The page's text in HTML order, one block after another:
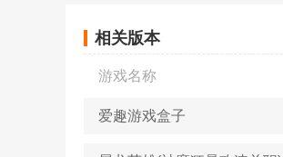
相关版本
游戏名称
爱趣游戏盒子